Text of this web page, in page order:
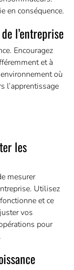
en conséquence.
l’entreprise
Encouragez
et à
où
l’apprentissage
les
mesurer
Utilisez
et ce
vos
pour